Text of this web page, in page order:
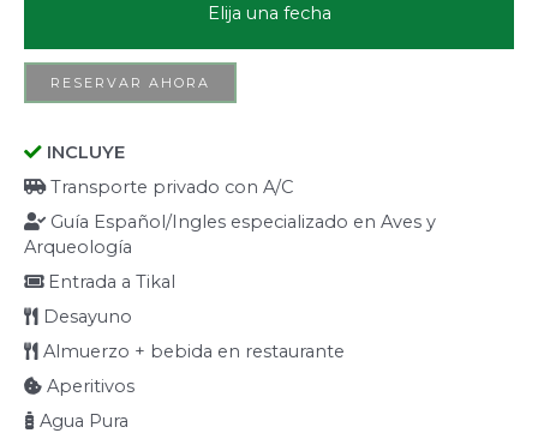
Elija una fecha
RESERVAR AHORA
INCLUYE
Transporte privado con A/C
Guía Español/Ingles especializado en Aves y
Arqueología
Entrada a Tikal
Desayuno
Almuerzo + bebida en restaurante
Aperitivos
Agua Pura